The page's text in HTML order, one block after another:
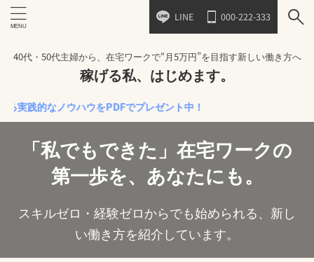
LINE 000-222-333
40代・50代主婦から、在宅ワークで“月5万円”を目指す新しい働き方へ
稼げる私、はじめます。
なノウハウをPDFでプレゼント中！
「私でもできた」在宅ワークの
第一歩を、あなたにも。
スキルゼロ・経験ゼロからでも始められる、新し
い働き方を紹介しています。